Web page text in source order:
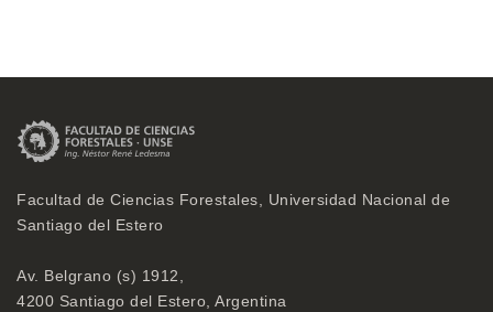
Facultad de Ciencias Forestales, Universidad Nacional de
Santiago del Estero
Av. Belgrano (s) 1912,
4200 Santiago del Estero, Argentina